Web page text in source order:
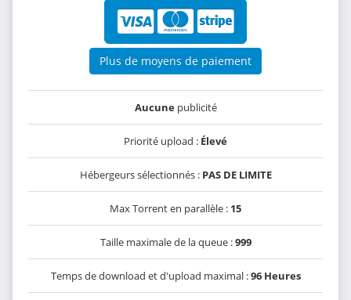
Plus de moyens de paiement
Aucunepublicité
Priorité upload : Élevé
Hébergeurs sélectionnés : PAS DE LIMITE
Max Torrent en parallèle : 15
Taille maximale de la queue :999
Temps de download et d'upload maximal :96 Heures